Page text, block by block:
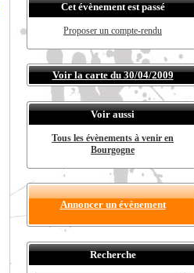
Cet évènement est passé
Proposer un compte-rendu
Voir la carte du 30/04/2009
Voir aussi
Tous les évènements à venir en
Bourgogne
Annoncer un évènement
Recherche